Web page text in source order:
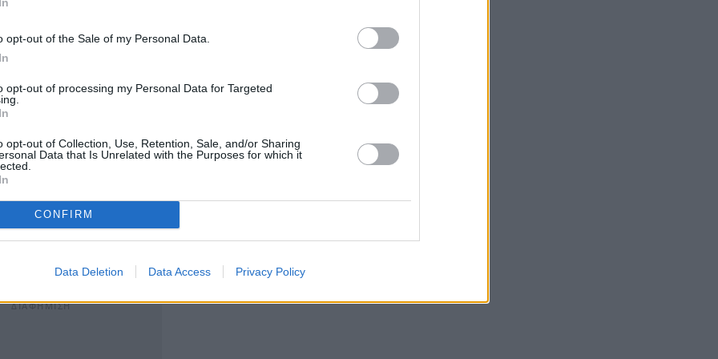
opt-out of the Sale of my Personal Data.
opt-out of processing my Personal Data for Targeted
opt-out of Collection, Use, Retention, Sale, and/or Sharing
Data that Is Unrelated with the Purposes for which it
CONFIRM
Data Deletion Data Access Privacy Policy
Στήριξης, που συγκροτούσαν η Κομισιόν η ΕΚΤ
για μια τριετία, αλλά κράτησε πάνω από 8
τρόικας, με πιο χαρακτηριστική την τραγική
θα επανερχόταν σε ανάκαμψη από το πρώτο τρίμηνο
τη βαθύτερη ύφεση, με το ΑΕΠ να υποχωρεί μέχρι